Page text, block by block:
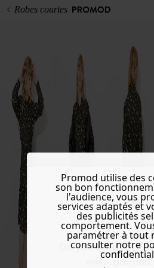
Do you want to be
Robes courtes
Promod utilise des
son bon
l'audience, vous
services adaptés et
des publicités
comportement.
paramétrer à tout
consulter notre